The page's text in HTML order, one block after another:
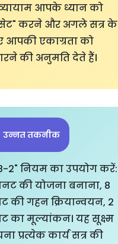
आपके ध्यान को
करने और अगले सत्र के
आपकी एकाग्रता को
की अनुमति देते हैं।
उन्नत तकनीक
2" नियम का उपयोग करें:
की योजना बनाना, 8
की गहन क्रियान्वयन, 2
का मूल्यांकन। यह सूक्ष्म
प्रत्येक कार्य सत्र की